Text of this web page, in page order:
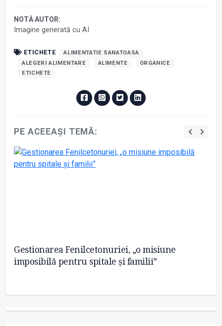
NOTĂ AUTOR:
Imagine generată cu AI
ETICHETE
ALIMENTATIE SANATOASA
ALEGERI ALIMENTARE
ALIMENTE
ORGANICE
ETICHETE
PE ACEEAȘI TEMĂ:
Gestionarea Fenilcetonuriei, „o misiune
imposibilă pentru spitale și familii”